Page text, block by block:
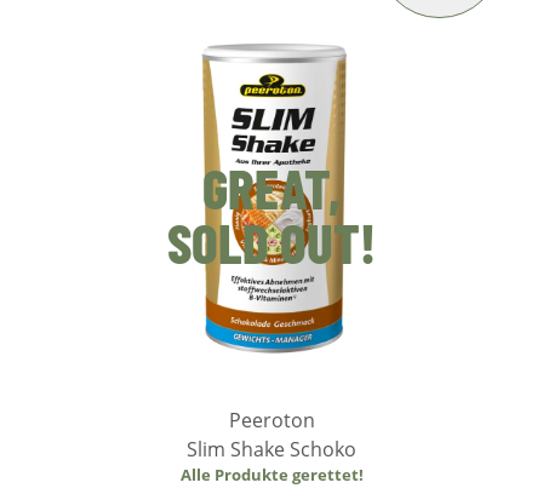
GREAT,
SOLD OUT!
Peeroton
Slim Shake Schoko
Alle Produkte gerettet!